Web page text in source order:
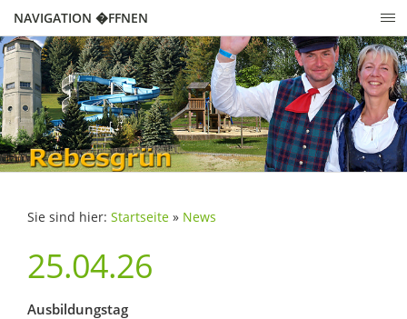
NAVIGATION �FFNEN
Sie sind hier: Startseite » News
25.04.26
Ausbildungstag